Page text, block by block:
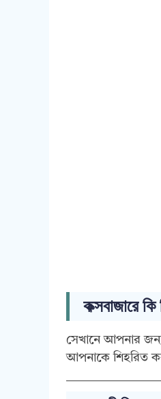
কক্সবাজারে
সেখানে আপনার
আপনাকে শিহরিত